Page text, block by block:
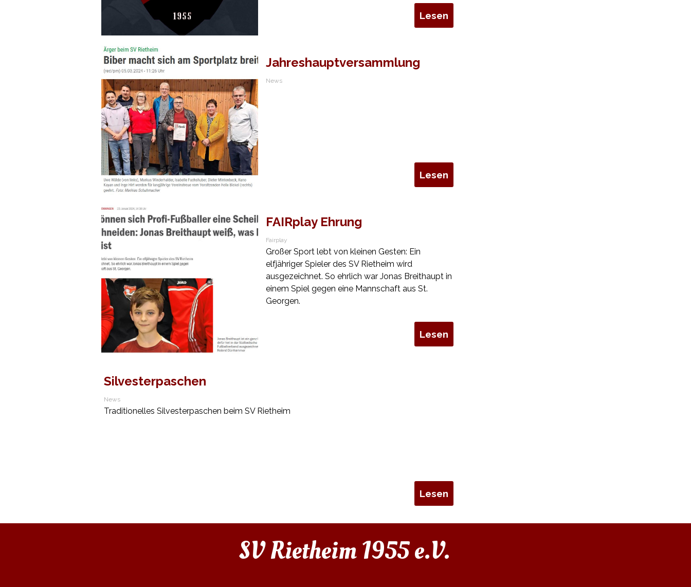
Lesen
Jahreshauptversammlung
News
Lesen
FAIRplay Ehrung
Fairplay
Großer Sport lebt von kleinen Gesten: Ein
elfjähriger Spieler des SV Rietheim wird
ausgezeichnet. So ehrlich war Jonas Breithaupt in
einem Spiel gegen eine Mannschaft aus St.
Georgen.
Lesen
Silvesterpaschen
News
Traditionelles Silvesterpaschen beim SV Rietheim
Lesen
SV Rietheim 1955 e.V.